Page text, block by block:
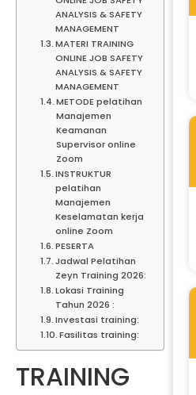
ANALYSIS & SAFETY
MANAGEMENT
MATERI TRAINING
ONLINE JOB SAFETY
ANALYSIS & SAFETY
MANAGEMENT
METODE pelatihan
Manajemen
Keamanan
Supervisor online
Zoom
INSTRUKTUR
pelatihan
Manajemen
Keselamatan kerja
online Zoom
PESERTA
Jadwal Pelatihan
Zeyn Training 2026:
Lokasi Training
Tahun 2026 :
Investasi training:
Fasilitas training:
TRAINING